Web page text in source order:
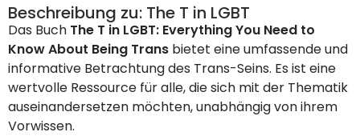
Beschreibung zu: The T in LGBT
Das Buch The T in LGBT: Everything You Need to
Know About Being Trans bietet eine umfassende und
informative Betrachtung des Trans-Seins. Es ist eine
wertvolle Ressource für alle, die sich mit der Thematik
auseinandersetzen möchten, unabhängig von ihrem
Vorwissen.